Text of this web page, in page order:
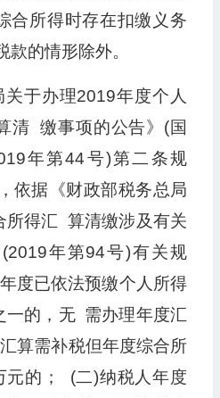
合所得时存在扣缴义务
款的情形除外。
关于办理2019年度个人
清 缴事项的公告》(国
年第44号)第二条规
依据《财政部税务总局
所得汇 算清缴涉及有关
年第94号)有关规
度已依法预缴个人所得
一的，无 需办理年度汇
算需补税但年度综合所
的； (二)纳税人年度